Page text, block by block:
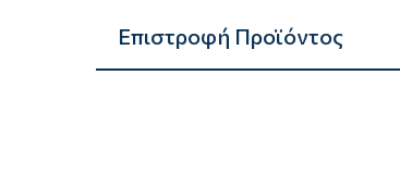
Επιστροφή Προϊόντος